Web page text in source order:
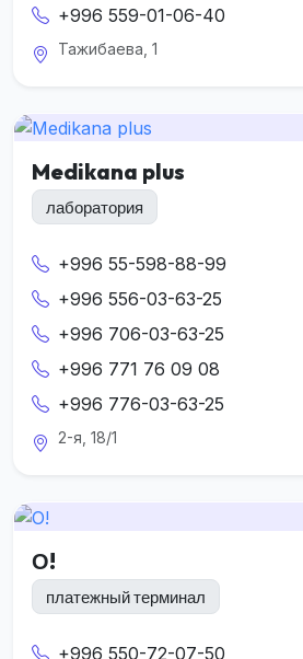
+996 559-01-06-40
Тажибаева, 1
Medikana plus
лаборатория
+996 55-598-88-99
+996 556-03-63-25
+996 706-03-63-25
+996 771 76 09 08
+996 776-03-63-25
2-я, 18/1
О!
платежный терминал
+996 550-72-07-50